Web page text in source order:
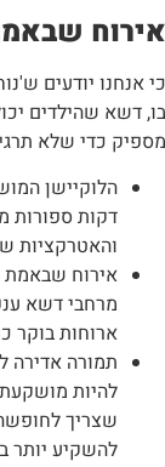
אירוח
כי אנחנו יודעים
בו, דשא שהילדים
מספיק כדי שלא
הלוקיישן
דקות ספורות
והאטרקציות
אירוח שבאמת
מרחבי דשא
ארוחות בוקר
תמורה אדירה
להיות
שצריך
להשקיע יותר